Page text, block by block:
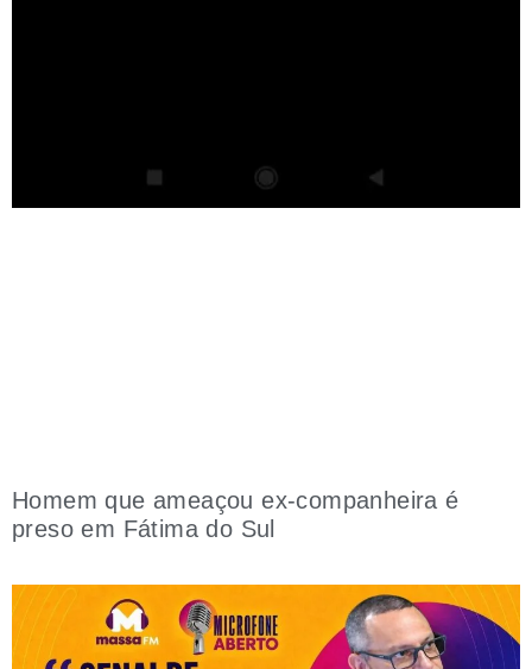
Homem que ameaçou ex-companheira é
preso em Fátima do Sul